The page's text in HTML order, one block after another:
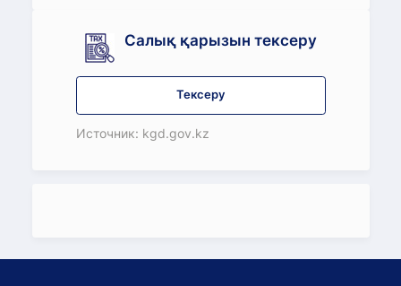
Салық қарызын тексеру
Тексеру
Источник: kgd.gov.kz